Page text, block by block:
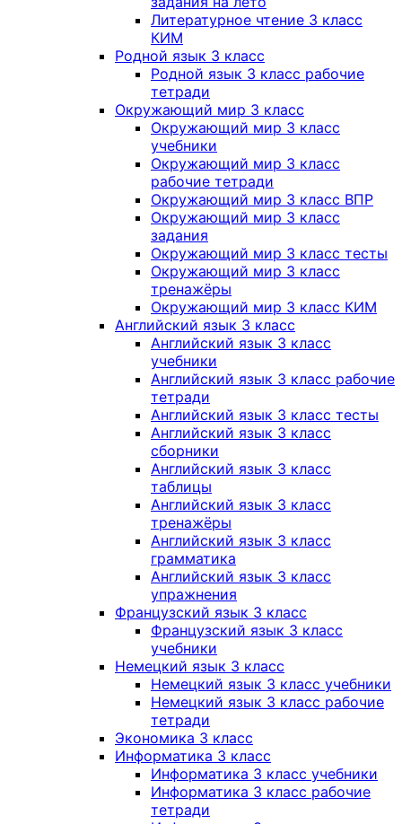
Литературное чтение 3 класс
КИМ
Родной язык 3 класс
Родной язык 3 класс рабочие
тетради
Окружающий мир 3 класс
Окружающий мир 3 класс
учебники
Окружающий мир 3 класс
рабочие тетради
Окружающий мир 3 класс ВПР
Окружающий мир 3 класс
задания
Окружающий мир 3 класс тесты
Окружающий мир 3 класс
тренажёры
Окружающий мир 3 класс КИМ
Английский язык 3 класс
Английский язык 3 класс
учебники
Английский язык 3 класс рабочие
тетради
Английский язык 3 класс тесты
Английский язык 3 класс
сборники
Английский язык 3 класс
таблицы
Английский язык 3 класс
тренажёры
Английский язык 3 класс
грамматика
Английский язык 3 класс
упражнения
Французский язык 3 класс
Французский язык 3 класс
учебники
Немецкий язык 3 класс
Немецкий язык 3 класс учебники
Немецкий язык 3 класс рабочие
тетради
Экономика 3 класс
Информатика 3 класс
Информатика 3 класс учебники
Информатика 3 класс рабочие
тетради